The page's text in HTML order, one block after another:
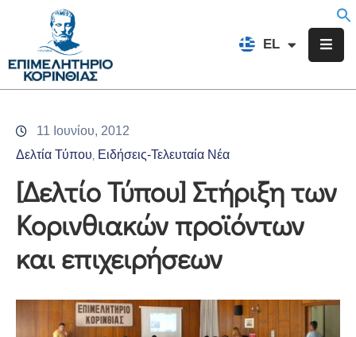
EL
FR
Επιμελητήριο
Υπηρεσίες
Προγράμματα
Δράσεις
Εκδηλώσεις
11 Ιουνίου, 2012
Δελτία Τύπου Ειδήσεις-Τελευταία Νέα
[Δελτίο Τύπου] Στήριξη των
Κορινθιακών προϊόντων
και επιχειρήσεων